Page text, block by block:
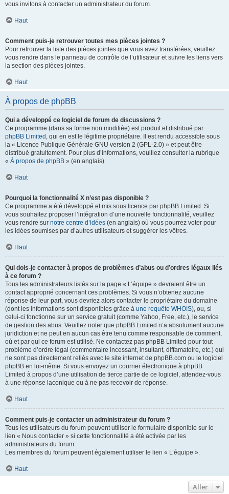
vous invitons à contacter un administrateur du forum.
Haut
Comment puis-je retrouver toutes mes pièces jointes ?
Pour retrouver la liste des pièces jointes que vous avez transférées, veuillez
vous rendre dans le panneau de contrôle de l’utilisateur et suivre les liens vers
la section des pièces jointes.
Haut
À propos de phpBB
Qui a développé ce logiciel de forum de discussions ?
Ce programme (dans sa forme non modifiée) est produit et distribué par
phpBB Limited , qui en est le légitime propriétaire. Il est rendu accessible sous
la « Licence Publique Générale GNU version 2 (GPL-2.0) » et peut être
distribué gratuitement. Pour plus d’informations, veuillez consulter la rubrique
« À propos de phpBB » (en anglais).
Haut
Pourquoi la fonctionnalité X n’est pas disponible ?
Ce programme a été développé et mis sous licence par phpBB Limited. Si
vous souhaitez proposer l’intégration d’une nouvelle fonctionnalité, veuillez
vous rendre sur notre centre d’idées (en anglais) où vous pourrez voter pour
les idées soumises par d’autres utilisateurs et suggérer les vôtres.
Haut
Qui dois-je contacter à propos de problèmes d’abus ou d’ordres légaux liés
à ce forum ?
Tous les administrateurs listés sur la page « L’équipe » devraient être un
contact approprié concernant ces problèmes. Si vous n’obtenez aucune
réponse de leur part, vous devriez alors contacter le propriétaire du domaine
(dont les informations sont disponibles grâce à une requête WHOIS), ou, si
celui-ci fonctionne sur un service gratuit (comme Yahoo, Free, etc.), le service
de gestion des abus. Veuillez noter que phpBB Limited n’a absolument aucune
juridiction et ne peut en aucun cas être tenu comme responsable de comment,
où et par qui ce forum est utilisé. Ne contactez pas phpBB Limited pour tout
problème d’ordre légal (commentaire incessant, insultant, diffamatoire, etc.) qui
ne sont pas directement reliés avec le site internet de phpBB.com ou le logiciel
phpBB en lui-même. Si vous envoyez un courrier électronique à phpBB
Limited à propos d’une utilisation de tierce partie de ce logiciel, attendez-vous
à une réponse laconique ou à ne pas recevoir de réponse.
Haut
Comment puis-je contacter un administrateur du forum ?
Tous les utilisateurs du forum peuvent utiliser le formulaire disponible sur le
lien « Nous contacter » si cette fonctionnalité a été activée par les
administrateurs du forum.
Les membres du forum peuvent également utiliser le lien « L’équipe ».
Haut
Aller